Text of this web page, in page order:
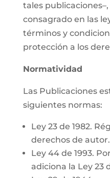
tales
consagrado en las
términos y
protección a los
Normatividad
Las Publicaciones
siguientes normas:
Ley 23 de 1982.
derechos de autor.
Ley 44 de 1993.
adiciona la Ley 23